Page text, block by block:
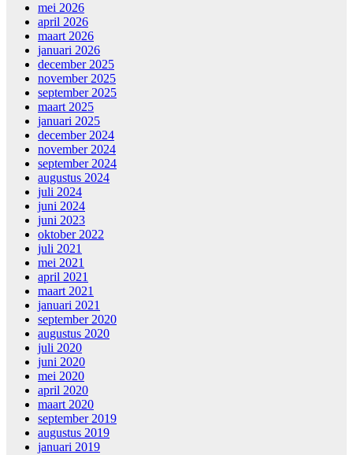
mei 2026
april 2026
maart 2026
januari 2026
december 2025
november 2025
september 2025
maart 2025
januari 2025
december 2024
november 2024
september 2024
augustus 2024
juli 2024
juni 2024
juni 2023
oktober 2022
juli 2021
mei 2021
april 2021
maart 2021
januari 2021
september 2020
augustus 2020
juli 2020
juni 2020
mei 2020
april 2020
maart 2020
september 2019
augustus 2019
januari 2019